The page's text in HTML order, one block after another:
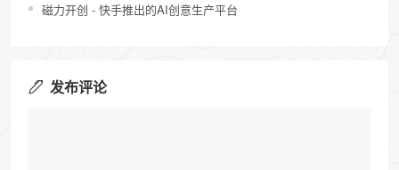
磁力开创 - 快手推出的AI创意生产平台
发布评论